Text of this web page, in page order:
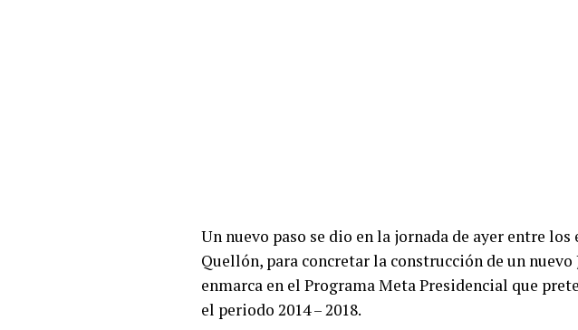
Un nuevo paso se dio en la jornada de ayer entre
Quellón, para concretar la construcción de un
enmarca en el Programa Meta Presidencial que
el periodo 2014 – 2018.